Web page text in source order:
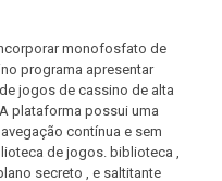
monofosfato de
programa apresentar
jogos de cassino de alta
plataforma possui uma
contínua e sem
de jogos. biblioteca ,
secreto , e saltitante